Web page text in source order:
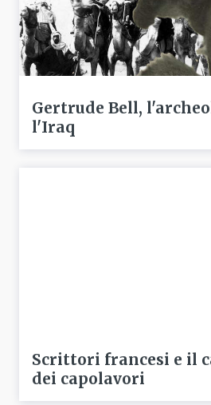
Gertrude Bell,
l'Iraq
Scrittori francesi e il
dei capolavori